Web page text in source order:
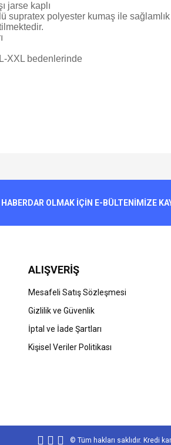
jarse kaplı
supratex polyester kumaş ile
XXL bedenlerinde
OLMAK İÇİN E-BÜLTENİMİZE
ALIŞVERİŞ
Mesafeli Satış Sözleşmesi
Gizlilik ve Güvenlik
İptal ve İade Şartları
Kişisel Veriler Politikası
© Tüm hakları saklıdır. Kredi